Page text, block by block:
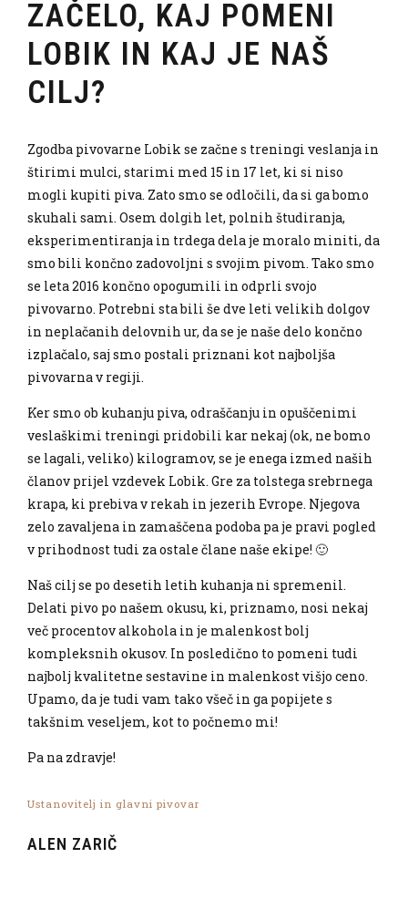
ZAČELO, KAJ POMENI
LOBIK IN KAJ JE NAŠ
CILJ?
Zgodba pivovarne Lobik se začne s treningi veslanja in
štirimi mulci, starimi med 15 in 17 let, ki si niso
mogli kupiti piva. Zato smo se odločili, da si ga bomo
skuhali sami. Osem dolgih let, polnih študiranja,
eksperimentiranja in trdega dela je moralo miniti, da
smo bili končno zadovoljni s svojim pivom. Tako smo
se leta 2016 končno opogumili in odprli svojo
pivovarno. Potrebni sta bili še dve leti velikih dolgov
in neplačanih delovnih ur, da se je naše delo končno
izplačalo, saj smo postali priznani kot najboljša
pivovarna v regiji.
Ker smo ob kuhanju piva, odraščanju in opuščenimi
veslaškimi treningi pridobili kar nekaj (ok, ne bomo
se lagali, veliko) kilogramov, se je enega izmed naših
članov prijel vzdevek Lobik. Gre za tolstega srebrnega
krapa, ki prebiva v rekah in jezerih Evrope. Njegova
zelo zavaljena in zamaščena podoba pa je pravi pogled
v prihodnost tudi za ostale člane naše ekipe! 🙂
Naš cilj se po desetih letih kuhanja ni spremenil.
Delati pivo po našem okusu, ki, priznamo, nosi nekaj
več procentov alkohola in je malenkost bolj
kompleksnih okusov. In posledično to pomeni tudi
najbolj kvalitetne sestavine in malenkost višjo ceno.
Upamo, da je tudi vam tako všeč in ga popijete s
takšnim veseljem, kot to počnemo mi!
Pa na zdravje!
Ustanovitelj in glavni pivovar
ALEN ZARIČ